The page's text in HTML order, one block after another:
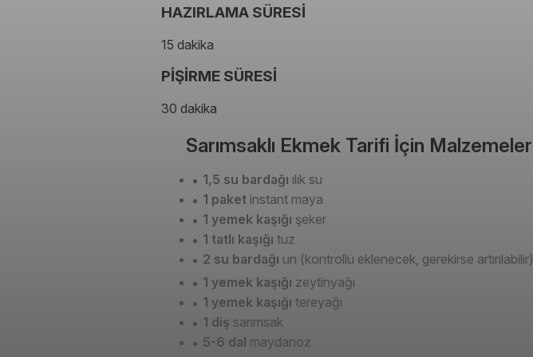
HAZIRLAMA SÜRESİ
15 dakika
PİŞİRME SÜRESİ
30 dakika
Sarımsaklı Ekmek Tarifi İçin Malzemeler
1,5 su bardağı ılık su
1 paket instant maya
1 yemek kaşığı şeker
1 tatlı kaşığı tuz
2 su bardağı un (kontrollü eklenecek, gerekirse artırılabilir)
1 yemek kaşığı zeytinyağı
1 yemek kaşığı tereyağı
1 diş sarımsak
5-6 dal maydanoz